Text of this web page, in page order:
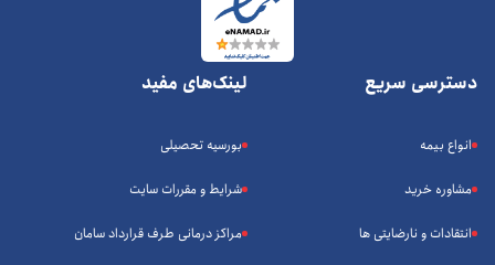
دسترسی سریع
انواع بیمه
مشاوره خرید
انتقادات و نارضایتی ها
لینک‌های مفید
بورسیه تحصیلی
شرایط و مقررات سایت
مراکز درمانی طرف قرارداد سامان